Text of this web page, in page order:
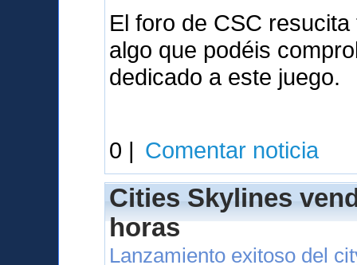
El foro de CSC
algo que podéis
dedicado a este juego.
0 | Comentar noticia
Cities Skylines
horas
Lanzamiento exitoso del